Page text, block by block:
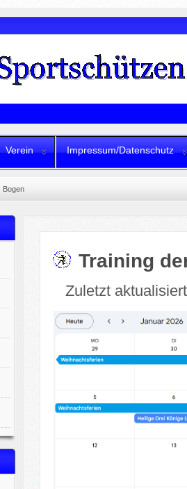
Verein Impressum/Datenschutz
Bogen
Training
Zuletzt